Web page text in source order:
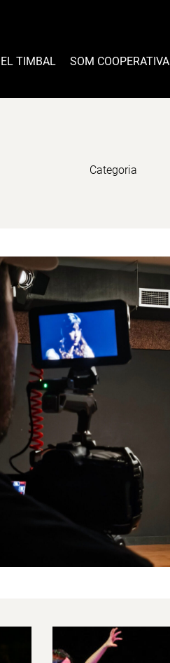
EL TIMBAL SOM COOPERATIVA